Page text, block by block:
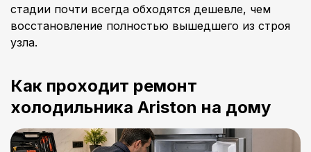
стадии почти всегда обходятся дешевле, чем
восстановление полностью вышедшего из строя
узла.
Как проходит ремонт
холодильника Ariston на дому